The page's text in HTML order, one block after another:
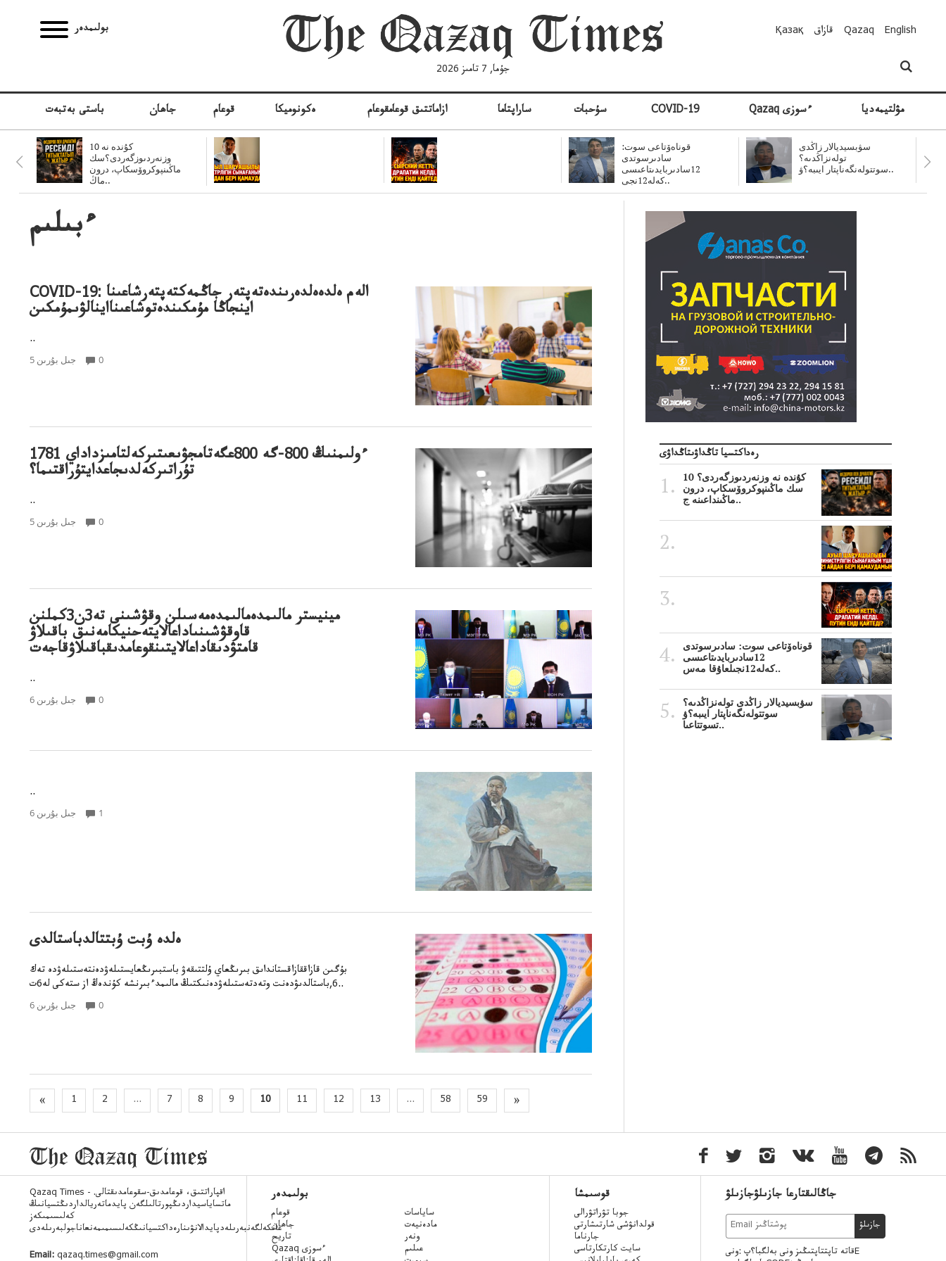
بولىمدەر
جۇما, 7 تامىز 2026
Қазақ قازاق Qazaq English
باستى بەتبەت جاھان قوعام ەكونوميكا ازاماتتىق قوعامقوعام ساراپتاما سۇحبات COVID-19 Qazaq ءسوزى مۋلتيمەديا
10 كۇندە نە
وزنەردىوزگەردى؟سك
ماڭىنپوكروۆسكاپ، درون
ماڭ..
قوناەۆتاعى سوت:
سادىرسوتدى
12سادىربايدىتاعىسى
كەلە12نجى..
سۋبسيديالار زاڭدى
تولەنزاڭدىە؟
سوتتولەنگەناپتار ايىبە؟ۋ..
ءبىلىم
COVID-19: الەم ەلدەەلدەرىندەتەپتەر جاڭمەكتەپتەرشاعىنا
اينجاڭا مۇمكىندەتوشاعىنااينالۋىمۇمكىن
..
5 جىل بۇرىن 0
1781 ءولىمنىڭ 800-گە 800عگەتامجۋىعىتىركەلتامىزداداي
تۇراتىركەلدىجاعدايتۇراقتىما؟
..
5 جىل بۇرىن 0
مينيستر مالىمدەمالىمدەمەسىلن وقۋشىنى تە3ن3كملنن
قاوقۋشىنىاداعالايتەحنيكامەنىق باقىلاۋ
قامتۋدىقاداعالايتىنقوعامدىقباقىلاۋقاجەت
..
6 جىل بۇرىن 0
..
6 جىل بۇرىن 1
ەلدە ۇبت ۇبتتالدباستالدى
بۇگىن قازاققازاقستانداىق بىرىڭعاي ۇلتتىقەۋ باستبىرىڭعايستىلەۋدەنتەستىلەۋدە تەك
6,باستالدىۋدەنت وتەدتەستىلەۋدەنىكتىڭ مالىمدءبىرنشە كۇندەڭ از ستەكى لە6ت..
6 جىل بۇرىن 0
« 1 2 ... 7 8 9 10 11 12 13 ... 58 59 »
رەداكتسيا تاڭداۋىتاڭداۋى
10 كۇندە نە وزنەردىوزگەردى؟
سك ماڭىنپوكروۆسكاپ، درون
ماڭىنداعىنە ج..
قوناەۆتاعى سوت: سادىرسوتدى
12سادىربايدىتاعىسى
كەلە12نجىلعاۇقا مەس..
سۋبسيديالار زاڭدى تولەنزاڭدىە؟
سوتتولەنگەناپتار ايىبە؟ۋ
تسوتتاعىا..
Qazaq Times - اقپاراتتىق، قوعامدىق-سقوعامدىقتالى.
ماتساياسيداردىڭپورتالىلگەن پايدماتەريالداردىڭتسيانىڭ
كەلىسىمىكەز
عانكەلگەنبەرىلەدپايدالانۋىنارەداكتسيانىڭكەلىسىمىمەنعاناجولبەرىلەدى
Email: qazaq.times@gmail.com
بولىمدەر
قوعام
جاھان
تاريح
Qazaq ءسوزى
ساياسات
مادەنيەت
ونەر
عىلىم
قوسىمشا
جوبا تۋراتۋرالى
قولدانۋشى شارتىشارتى
جارناما
سايت كارتكارتاسى
جاڭالىقتارعا جازىلۋجازىلۋ
جازىلۋ
قاتە تاپتتاپتىڭىز ونى بەلگبا؟پ :ونىE